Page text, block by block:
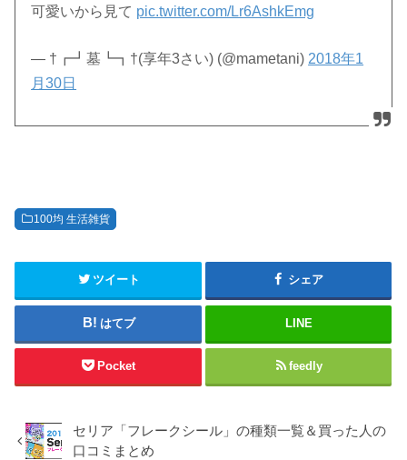
可愛いから見て pic.twitter.com/Lr6AshkEmg
— †┏┛墓┗┓†(享年3さい) (@mametani) 2018年1
月30日
100均 生活雑貨
ツイート シェア
はてブ LINE
Pocket feedly
セリア「フレークシール」の種類一覧＆買った人の
口コミまとめ